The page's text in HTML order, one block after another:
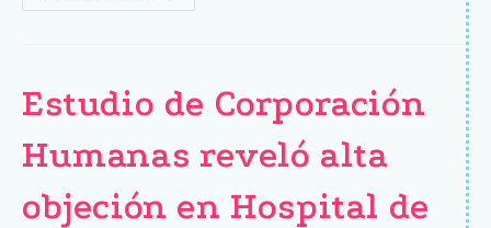
Estudio de Corporación
Humanas reveló alta
objeción en Hospital de